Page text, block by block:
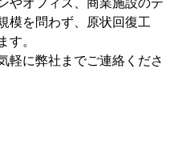
やオフィス、商業施設のテ
模を問わず、原状回復工
す。
軽に弊社までご連絡くださ